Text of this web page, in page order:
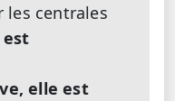
les centrales
est
elle est